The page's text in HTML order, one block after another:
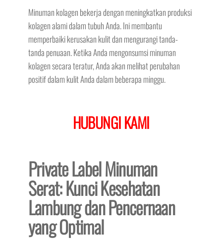
Minuman kolagen bekerja dengan meningkatkan produksi
kolagen alami dalam tubuh Anda. Ini membantu
memperbaiki kerusakan kulit dan mengurangi tanda-
tanda penuaan. Ketika Anda mengonsumsi minuman
kolagen secara teratur, Anda akan melihat perubahan
positif dalam kulit Anda dalam beberapa minggu.
HUBUNGI KAMI
Private Label Minuman
Serat: Kunci Kesehatan
Lambung dan Pencernaan
yang Optimal